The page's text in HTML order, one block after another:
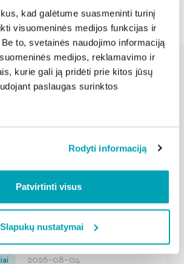
kad galėtume suasmeninti turinį
visuomeninės medijos funkcijas ir
to, svetainės naudojimo informaciją
medijos, reklamavimo ir
kurie gali ją pridėti prie kitos jūsų
paslaugas surinktos
Rodyti informaciją
Patvirtinti visus
Slapukų nustatymai
naujienos
2026-08-04